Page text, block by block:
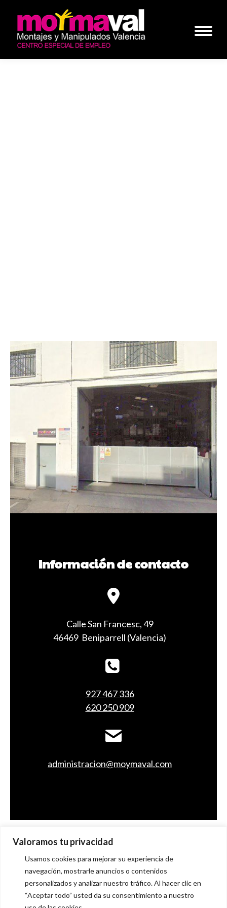
Valoramos tu privacidad
Usamos cookies para mejorar su experiencia de
navegación, mostrarle anuncios o contenidos
personalizados y analizar nuestro tráfico. Al hacer clic en
“Aceptar todo” usted da su consentimiento a nuestro
Información de contacto
Calle San Francesc, 49
46469 Beniparrell (Valencia)
927 467 336
620 250 909
administracion@moymaval.com